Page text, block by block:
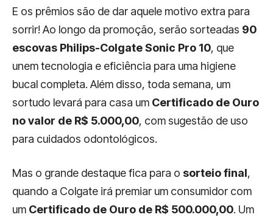
E os prêmios são de dar aquele motivo extra para
sorrir! Ao longo da promoção, serão sorteadas 90
escovas Philips-Colgate Sonic Pro 10, que
unem tecnologia e eficiência para uma higiene
bucal completa. Além disso, toda semana, um
sortudo levará para casa um Certificado de Ouro
no valor de R$ 5.000,00, com sugestão de uso
para cuidados odontológicos.
Mas o grande destaque fica para o sorteio final,
quando a Colgate irá premiar um consumidor com
um Certificado de Ouro de R$ 500.000,00. Um